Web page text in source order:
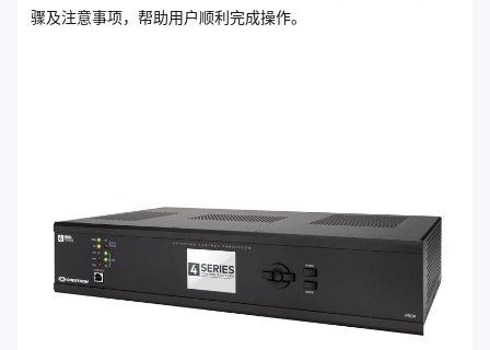
骤及注意事项，帮助用户顺利完成操作。